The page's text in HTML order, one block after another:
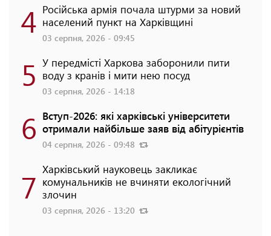
4 Російська армія почала штурми за новий
населений пункт на Харківщині
03 серпня, 2026 - 09:45
5 У передмісті Харкова заборонили пити
воду з кранів і мити нею посуд
03 серпня, 2026 - 14:18
6 Вступ-2026: які харківські університети
отримали найбільше заяв від абітурієнтів
04 серпня, 2026 - 09:48
7 Харківський науковець закликає
комунальників не вчиняти екологічний
злочин
03 серпня, 2026 - 13:20